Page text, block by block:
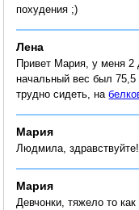
похудения ;)
Лена
Привет Мария, у меня 2
начальный вес был
трудно сидеть, на
Мария
Людмила,
Мария
Девчонки, тяжело то